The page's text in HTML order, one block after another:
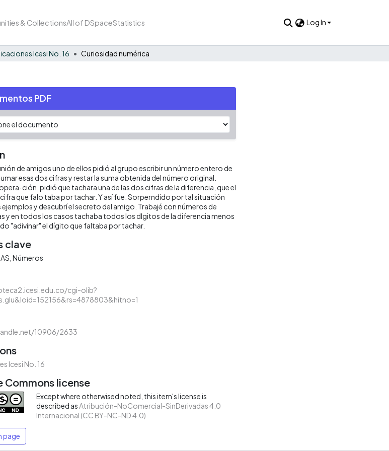
& CollectionsAll of DSpaceStatistics Log In
Icesi No. 16 Curiosidad numérica
PDF
de amigos uno de ellos pidió al grupo escribir un número entero de
esas dos cifras y restar la suma obtenida del número original.
ción, pidió que tachara una de las dos cifras de la diferencia, que el
cifra que falo taba por tachar. Y así fue. Sorperndido por tal situación
y descubrí el secreto del amigo. Trabajé con números de
y en todos los casos tachaba todos los dlgitos de la diferencia menos
"adivinar" el dígito que faltaba por tachar.
clave
Números
cgi-olib?
10906/2633
Icesi No. 16
Commons license
Except where otherwised noted, this item's license is
described as Atribución-NoComercial-SinDerivadas 4.0
Internacional (CC BY-NC-ND 4.0)
page